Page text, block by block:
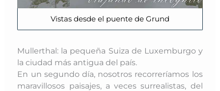
Vistas desde el puente de Grund
Mullerthal: la pequeña Suiza de Luxemburgo y
la ciudad más antigua del país.
En un segundo día, nosotros recorreríamos los
maravillosos paisajes, a veces surrealistas, del